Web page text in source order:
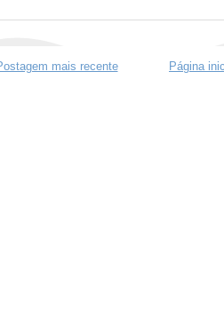
mais recente Página